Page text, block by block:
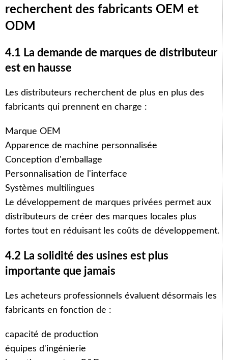
recherchent des fabricants OEM et
ODM
4.1 La demande de marques de distributeur
est en hausse
Les distributeurs recherchent de plus en plus des
fabricants qui prennent en charge :
Marque OEM
Apparence de machine personnalisée
Conception d'emballage
Personnalisation de l'interface
Systèmes multilingues
Le développement de marques privées permet aux
distributeurs de créer des marques locales plus
fortes tout en réduisant les coûts de développement.
4.2 La solidité des usines est plus
importante que jamais
Les acheteurs professionnels évaluent désormais les
fabricants en fonction de :
capacité de production
équipes d'ingénierie